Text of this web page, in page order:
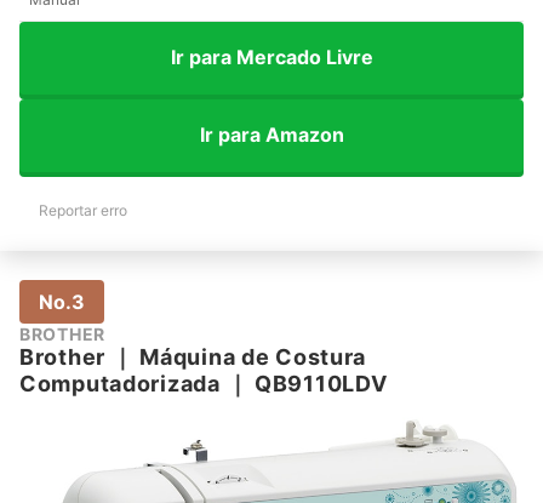
Ir para Mercado Livre
Ir para Amazon
Reportar erro
No.3
BROTHER
Brother ｜ Máquina de Costura
Computadorizada
｜ QB9110LDV